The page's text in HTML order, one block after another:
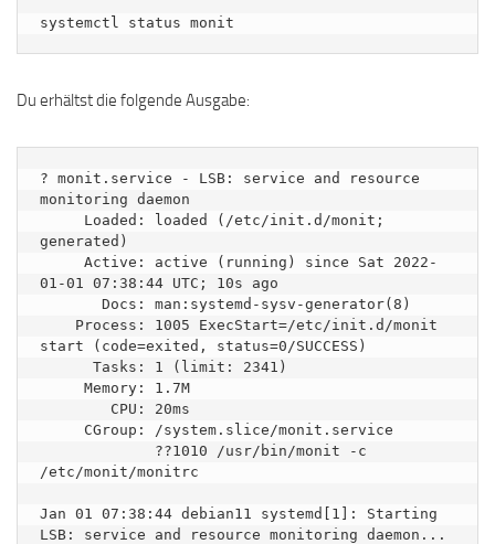
systemctl status monit
Du erhältst die folgende Ausgabe:
? monit.service - LSB: service and resource
monitoring daemon
generated)
01-01 07:38:44 UTC; 10s ago
start (code=exited, status=0/SUCCESS)
/etc/monit/monitrc
Jan 01 07:38:44 debian11 systemd[1]: Starting
LSB: service and resource monitoring daemon...